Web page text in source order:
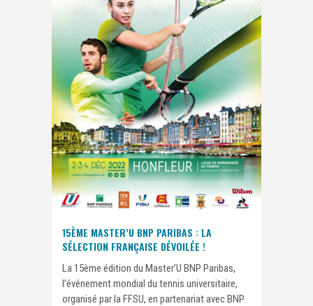
15ÈME MASTER’U BNP PARIBAS : LA
SÉLECTION FRANÇAISE DÉVOILÉE !
La 15ème édition du Master’U BNP Paribas,
l’événement mondial du tennis universitaire,
organisé par la FFSU, en partenariat avec BNP